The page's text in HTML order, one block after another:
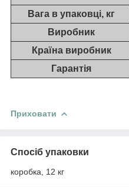
Вага в упаковці, кг
Виробник
Країна виробник
Гарантія
Приховати
Спосіб упаковки
коробка, 12 кг